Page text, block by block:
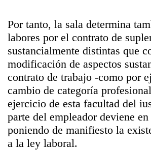
Por tanto, la sala determina
labores por el contrato de
sustancialmente distintas que
modificación de aspectos
contrato de trabajo -como por
cambio de categoría
ejercicio de esta facultad del
parte del empleador deviene
poniendo de manifiesto la
a la ley laboral.